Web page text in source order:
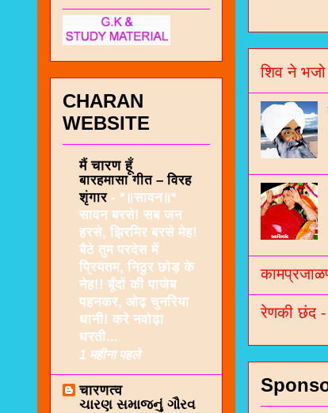
शिव ने भजो
रेणकी छंद -
CHARAN
WEBSITE
मैं चारण हूँ
बारहमासा गीत – विरह
शृंगार - *॥सावन॥*
सावन बरसे! सब जन
हरसे, झिरमिर बरसे मेह!
बैठे तुम परदेस में
प्रियतम, निठुर छोड़ के
नेह!! बूँदों की पाजेब
पहनकर, ओढ़ चुनरिया
धानी! करे नवोढ़ा
धरती...
1 महीना पहले
चारणत्व
ચારણ સમાજનું ગૌરવ